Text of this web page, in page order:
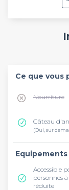
Ce que vous
Nourriture
Gâteau
(Oui, sur
Equipements
Accessible
personnes
réduite